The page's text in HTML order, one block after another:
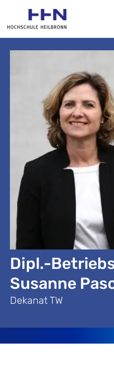
Dipl.-
Susanne
Dekanat TW